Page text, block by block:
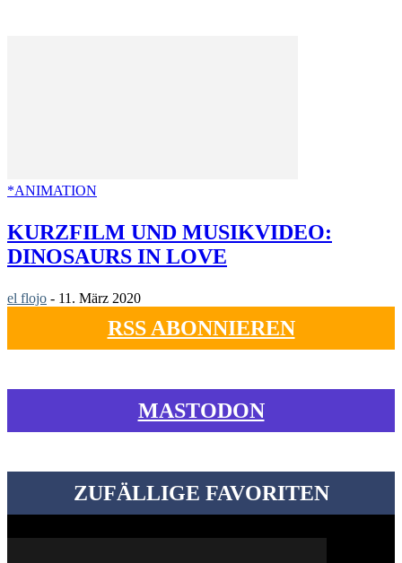
*ANIMATION
KURZFILM UND MUSIKVIDEO:
DINOSAURS IN LOVE
el flojo - 11. März 2020
RSS ABONNIEREN
MASTODON
ZUFÄLLIGE FAVORITEN